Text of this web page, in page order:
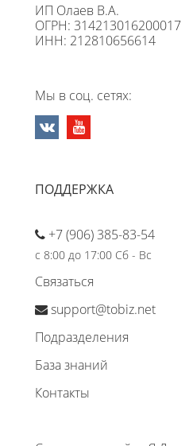
ИП Олаев В.А.
ОГРН: 314213016200017
ИНН: 212810656614
Мы в соц. сетях:
ПОДДЕРЖКА
+7 (906) 385-83-54
с 8:00 до 17:00 Сб - Вс
Связаться
support@tobiz.net
Подразделения
База знаний
Контакты